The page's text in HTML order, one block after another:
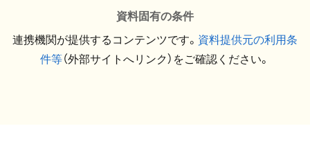
資料固有の条件
連携機関が提供するコンテンツです。 資料提供元の利用条
件等（外部サイトへリンク）をご確認ください。